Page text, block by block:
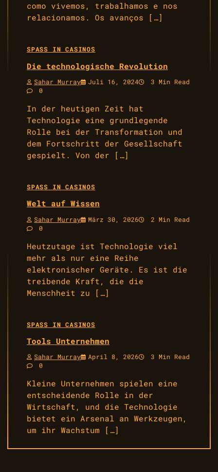
como vivemos, trabalhamos e nos
relacionamos. Os avanços […]
SPASS IN CASINOS
Die technologische Revolution
Sahar Murray Juli 16, 2024
3 Min Read
0
In der heutigen Zeit hat
Technologie eine grundlegende
Rolle bei der Transformation und
dem Fortschritt der Gesellschaft
gespielt. Von der […]
SPASS IN CASINOS
Welt auf Wissen
Sahar Murray März 30, 2026
2 Min Read
0
Heutzutage ist Technologie viel
mehr als nur eine Reihe
elektronischer Geräte. Es ist die
treibende Kraft, die die
Menschheit zu […]
SPASS IN CASINOS
Tools Unternehmen
Sahar Murray April 8, 2026
3 Min Read
0
Kleine Unternehmen spielen eine
entscheidende Rolle in der
Wirtschaft, und die Technologie
bietet ein Arsenal an Werkzeugen,
um ihr Wachstum […]